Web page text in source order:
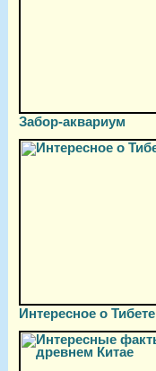
Забор-аквариум
Интересное о Тибете